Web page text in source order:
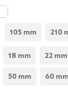
105 mm 210
18 mm 22 mm
50 mm 60